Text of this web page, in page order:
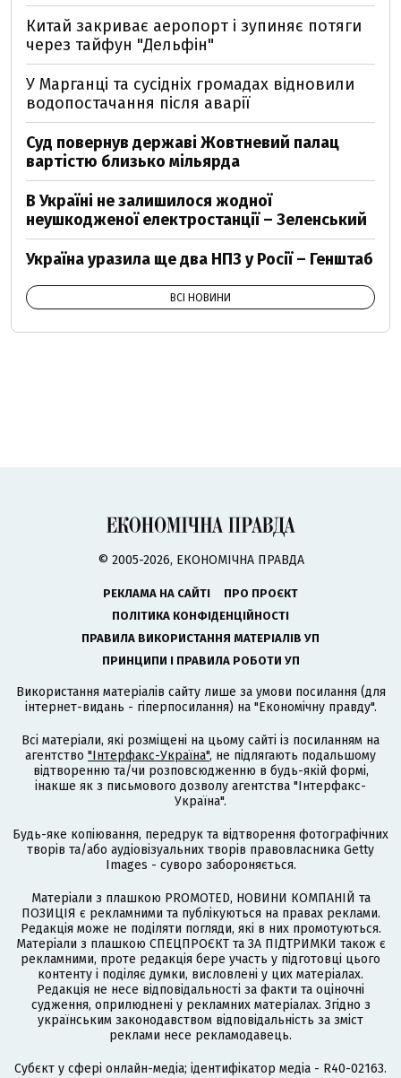
Китай закриває аеропорт і зупиняє потяги
через тайфун "Дельфін"
У Марганці та сусідніх громадах відновили
водопостачання після аварії
Суд повернув державі Жовтневий палац
вартістю близько мільярда
В Україні не залишилося жодної
неушкодженої електростанції – Зеленський
Україна уразила ще два НПЗ у Росії – Генштаб
ВСІ НОВИНИ
© 2005-2026, ЕКОНОМІЧНА ПРАВДА
РЕКЛАМА НА САЙТІ
ПРО ПРОЄКТ
ПОЛІТИКА КОНФІДЕНЦІЙНОСТІ
ПРАВИЛА ВИКОРИСТАННЯ МАТЕРІАЛІВ УП
ПРИНЦИПИ І ПРАВИЛА РОБОТИ УП
Використання матеріалів сайту лише за умови посилання (для
інтернет-видань - гіперпосилання) на "Економічну правду".
Всі матеріали, які розміщені на цьому сайті із посиланням на
агентство "Інтерфакс-Україна", не підлягають подальшому
відтворенню та/чи розповсюдженню в будь-якій формі,
інакше як з письмового дозволу агентства "Інтерфакс-
Україна".
Будь-яке копіювання, передрук та відтворення фотографічних
творів та/або аудіовізуальних творів правовласника Getty
Images - суворо забороняється.
Матеріали з плашкою PROMOTED, НОВИНИ КОМПАНІЙ та
ПОЗИЦІЯ є рекламними та публікуються на правах реклами.
Редакція може не поділяти погляди, які в них промотуються.
Матеріали з плашкою СПЕЦПРОЄКТ та ЗА ПІДТРИМКИ також є
рекламними, проте редакція бере участь у підготовці цього
контенту і поділяє думки, висловлені у цих матеріалах.
Редакція не несе відповідальності за факти та оціночні
судження, оприлюднені у рекламних матеріалах. Згідно з
українським законодавством відповідальність за зміст
реклами несе рекламодавець.
Cубєкт у сфері онлайн-медіа; ідентифікатор медіа - R40-02163.